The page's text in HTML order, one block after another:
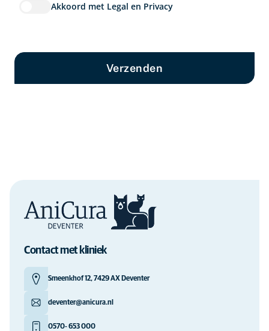
Akkoord met Legal en Privacy
Verzenden
Contact met kliniek
Smeenkhof 12, 7429 AX Deventer
deventer@anicura.nl
0570- 653 000